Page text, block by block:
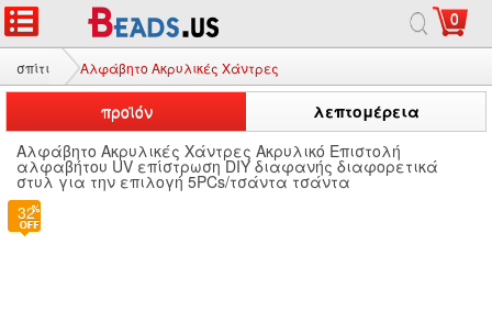
0
σπίτι Αλφάβητο Ακρυλικές Χάντρες
προϊόν
λεπτομέρεια
Αλφάβητο Ακρυλικές Χάντρες Ακρυλικό Επιστολή
αλφαβήτου UV επίστρωση DIY διαφανής διαφορετικά
στυλ για την επιλογή 5PCs/τσάντα τσάντα